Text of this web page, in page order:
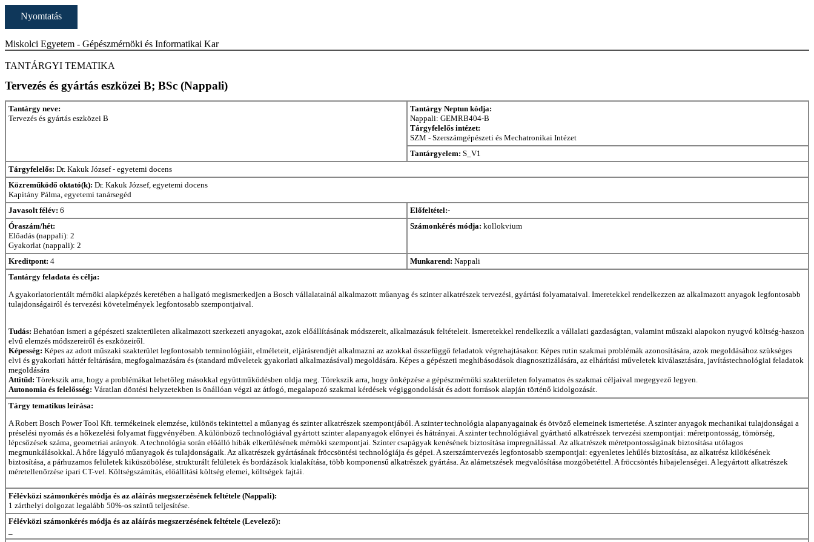
Nyomtatás
Miskolci Egyetem - Gépészmérnöki és Informatikai Kar
TANTÁRGYI TEMATIKA
Tervezés és gyártás eszközei B; BSc (Nappali)
Tantárgy neve:
Tervezés és gyártás eszközei B
Tantárgy Neptun kódja:
Nappali: GEMRB404-B
Tárgyfelelős intézet:
SZM - Szerszámgépészeti és Mechatronikai Intézet
Tantárgyelem: S_V1
Tárgyfelelős: Dr. Kakuk József - egyetemi docens
Közreműködő oktató(k): Dr. Kakuk József, egyetemi docens
Kapitány Pálma, egyetemi tanársegéd
Javasolt félév: 6 Előfeltétel:-
Óraszám/hét:
Előadás (nappali): 2
Gyakorlat (nappali): 2
Számonkérés módja: kollokvium
Kreditpont: 4 Munkarend: Nappali
Tantárgy feladata és célja:
A gyakorlatorientált mérnöki alapképzés keretében a hallgató megismerkedjen a Bosch vállalatainál alkalmazott műanyag és szinter alkatrészek tervezési, gyártási folyamataival. Imeretekkel rendelkezzen az alkalmazott anyagok legfontosabb
tulajdonságairól és tervezési követelmények legfontosabb szempontjaival.
Tudás: Behatóan ismeri a gépészeti szakterületen alkalmazott szerkezeti anyagokat, azok előállításának módszereit, alkalmazásuk feltételeit. Ismeretekkel rendelkezik a vállalati gazdaságtan, valamint műszaki alapokon nyugvó költség-haszon
elvű elemzés módszereiről és eszközeiről.
Képesség: Képes az adott műszaki szakterület legfontosabb terminológiáit, elméleteit, eljárásrendjét alkalmazni az azokkal összefüggő feladatok végrehajtásakor. Képes rutin szakmai problémák azonosítására, azok megoldásához szükséges
elvi és gyakorlati háttér feltárására, megfogalmazására és (standard műveletek gyakorlati alkalmazásával) megoldására. Képes a gépészeti meghibásodások diagnosztizálására, az elhárítási műveletek kiválasztására, javítástechnológiai feladatok
megoldására
Attitűd: Törekszik arra, hogy a problémákat lehetőleg másokkal együttműködésben oldja meg. Törekszik arra, hogy önképzése a gépészmérnöki szakterületen folyamatos és szakmai céljaival megegyező legyen.
Autonomia és felelősség: Váratlan döntési helyzetekben is önállóan végzi az átfogó, megalapozó szakmai kérdések végiggondolását és adott források alapján történő kidolgozását.
Tárgy tematikus leírása:
A Robert Bosch Power Tool Kft. termékeinek elemzése, különös tekintettel a műanyag és szinter alkatrészek szempontjából. A szinter technológia alapanyagainak és ötvöző elemeinek ismertetése. A szinter anyagok mechanikai tulajdonságai a
préselési nyomás és a hőkezelési folyamat függvényében. A különböző technológiával gyártott szinter alapanyagok előnyei és hátrányai. A szinter technológiával gyártható alkatrészek tervezési szempontjai: méretpontosság, tömörség,
lépcsőzések száma, geometriai arányok. A technológia során előálló hibák elkerülésének mérnöki szempontjai. Szinter csapágyak kenésének biztosítása impregnálással. Az alkatrészek méretpontosságának biztosítása utólagos
megmunkálásokkal. A hőre lágyuló műanyagok és tulajdonságaik. Az alkatrészek gyártásának fröccsöntési technológiája és gépei. A szerszámtervezés legfontosabb szempontjai: egyenletes lehűlés biztosítása, az alkatrész kilökésének
biztosítása, a párhuzamos felületek kiküszöbölése, strukturált felületek és bordázások kialakítása, több komponensű alkatrészek gyártása. Az alámetszések megvalósítása mozgóbetéttel. A fröccsöntés hibajelenségei. A legyártott alkatrészek
méretellenőrzése ipari CT-vel. Költségszámítás, előállítási költség elemei, költségek fajtái.
Félévközi számonkérés módja és az aláírás megszerzésének feltétele (Nappali):
1 zárthelyi dolgozat legalább 50%-os szintű teljesítése.
Félévközi számonkérés módja és az aláírás megszerzésének feltétele (Levelező):